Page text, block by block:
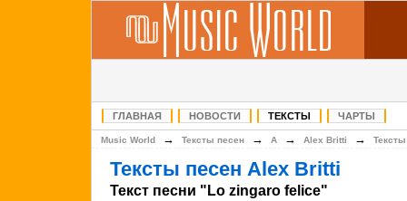
ГЛАВНАЯ НОВОСТИ ТЕКСТЫ ЧАРТЫ
Music World → Тексты песен → A → Alex Britti →
Тексты песен Alex Britti
Текст песни "Lo zingaro felice"